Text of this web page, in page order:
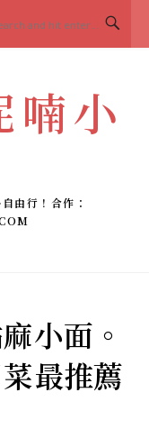
小
由行！合作：
小面。
最推薦